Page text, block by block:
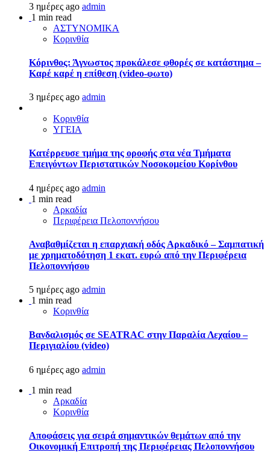
3 ημέρες ago admin
1 min read
ΑΣΤΥΝΟΜΙΚΑ
Κορινθία
Κόρινθος: Άγνωστος προκάλεσε φθορές σε κατάστημα –
Καρέ καρέ η επίθεση (video-φωτο)
3 ημέρες ago admin
Κορινθία
ΥΓΕΙΑ
Kατέρρευσε τμήμα της οροφής στα νέα Τμήματα
Επειγόντων Περιστατικών Νοσοκομείου Κορίνθου
4 ημέρες ago admin
1 min read
Αρκαδία
Περιφέρεια Πελοποννήσου
Αναβαθμίζεται η επαρχιακή οδός Αρκαδικό – Σαμπατική
με χρηματοδότηση 1 εκατ. ευρώ από την Περιφέρεια
Πελοποννήσου
5 ημέρες ago admin
1 min read
Κορινθία
Βανδαλισμός σε SEATRAC στην Παραλία Λεχαίου –
Περιγιαλίου (video)
6 ημέρες ago admin
1 min read
Αρκαδία
Κορινθία
Αποφάσεις για σειρά σημαντικών θεμάτων από την
Οικονομική Επιτροπή της Περιφέρειας Πελοποννήσου